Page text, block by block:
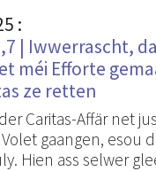
:
| Iwwerrascht,
méi Efforte
ze retten
Caritas-Affär net
gaangen, esou
Hien ass selwer